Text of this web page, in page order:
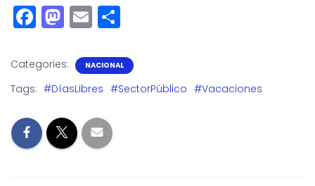
F
c
e
o
o
M
st
o
o
n
E
ai
l
a
r
Categories: NACIONAL
Tags: #DíasLibres #SectorPúblico #Vacaciones